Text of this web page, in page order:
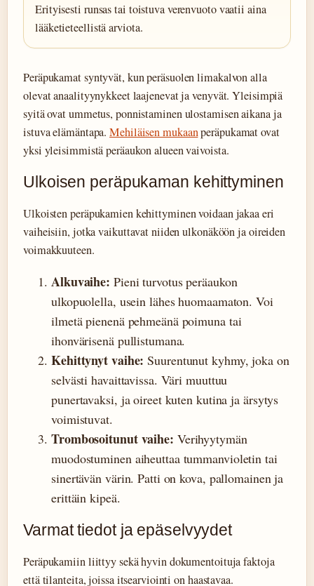
Erityisesti runsas tai toistuva verenvuoto vaatii aina
lääketieteellistä arviota.
Peräpukamat syntyvät, kun peräsuolen limakalvon alla
olevat anaalityynykkeet laajenevat ja venyvät. Yleisimpiä
syitä ovat ummetus, ponnistaminen ulostamisen aikana ja
istuva elämäntapa.Mehiläisen mukaanperäpukamat ovat
yksi yleisimmistä peräaukon alueen vaivoista.
Ulkoisen peräpukaman kehittyminen
Ulkoisten peräpukamien kehittyminen voidaan jakaa eri
vaiheisiin, jotka vaikuttavat niiden ulkonäköön ja oireiden
voimakkuuteen.
Alkuvaihe: Pieni turvotus peräaukon
ulkopuolella, usein lähes huomaamaton. Voi
ilmetä pienenä pehmeänä poimuna tai
ihonvärisenä pullistumana.
Kehittynyt vaihe: Suurentunut kyhmy, joka on
selvästi havaittavissa. Väri muuttuu
punertavaksi, ja oireet kuten kutina ja ärsytys
voimistuvat.
Trombosoitunut vaihe: Verihyytymän
muodostuminen aiheuttaa tummanvioletin tai
sinertävän värin. Patti on kova, pallomainen ja
erittäin kipeä.
Varmat tiedot ja epäselvyydet
Peräpukamiin liittyy sekä hyvin dokumentoituja faktoja
että tilanteita, joissa itsearviointi on haastavaa.